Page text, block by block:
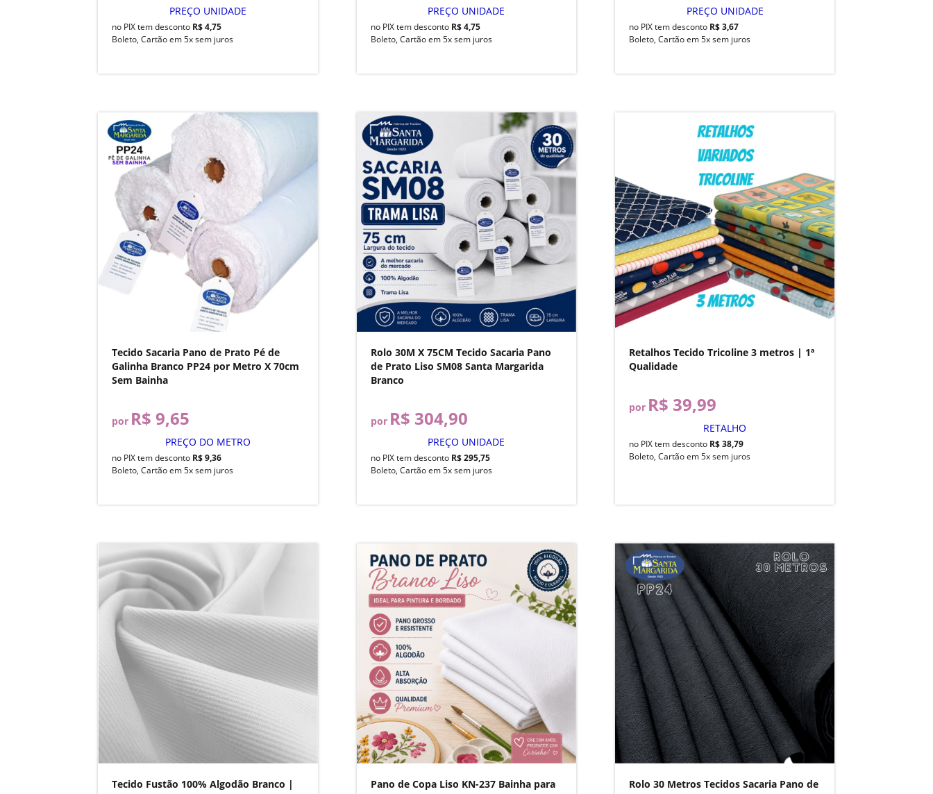
PREÇO UNIDADE
no PIX tem desconto R$ 4,75
Boleto, Cartão em 5x sem juros
PREÇO UNIDADE
no PIX tem desconto R$ 4,75
Boleto, Cartão em 5x sem juros
PREÇO UNIDADE
no PIX tem desconto R$ 3,67
Boleto, Cartão em 5x sem juros
Tecido Sacaria Pano de Prato Pé de
Galinha Branco PP24 por Metro X 70cm
Sem Bainha
por R$ 9,65
PREÇO DO METRO
no PIX tem desconto R$ 9,36
Boleto, Cartão em 5x sem juros
Rolo 30M X 75CM Tecido Sacaria Pano
de Prato Liso SM08 Santa Margarida
Branco
por R$ 304,90
PREÇO UNIDADE
no PIX tem desconto R$ 295,75
Boleto, Cartão em 5x sem juros
Retalhos Tecido Tricoline 3 metros | 1ª
Qualidade
por R$ 39,99
RETALHO
no PIX tem desconto R$ 38,79
Boleto, Cartão em 5x sem juros
Tecido Fustão 100% Algodão Branco |
Pano de Copa Liso KN-237 Bainha para
Rolo 30 Metros Tecidos Sacaria Pano de